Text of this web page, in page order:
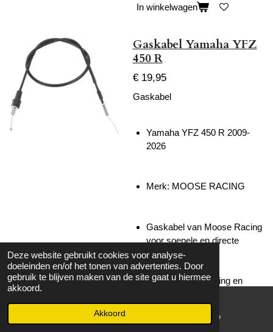
Deze website gebruikt cookies voor analyse-
doeleinden en/of het tonen van advertenties. Door
gebruik te blijven maken van de site gaat u hiermee
akkoord.
Akkoord
In winkelwagen
Gaskabel Yamaha YFZ
450 R
€ 19,95
Gaskabel
Yamaha YFZ 450 R 2009-
2026
Merk: MOOSE RACING
Gaskabel van Moose Racing
voor soepele en directe
gasrespons.
Sterke kabel met
nauwkeurige werking en
intensief gebruik.
WhatsApp